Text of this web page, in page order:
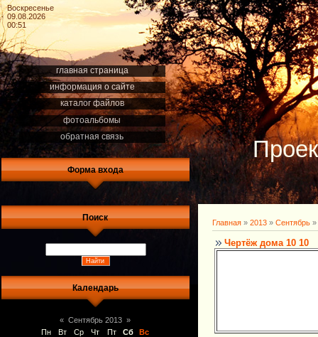
Воскресенье
09.08.2026
00:51
главная страница
информация о сайте
каталог файлов
фотоальбомы
обратная связь
Форма входа
Поиск
Календарь
« Сентябрь 2013 »
Пн
Вт Ср Чт Пт Сб
Вс
Главная » 2013 » Сентябрь »
Чертёж дома 10 10